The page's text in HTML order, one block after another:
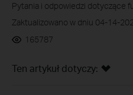
Pytania i odpowiedzi dotyczące
Zaktualizowano w dniu 04-14-
165787
Ten artykuł dotyczy: